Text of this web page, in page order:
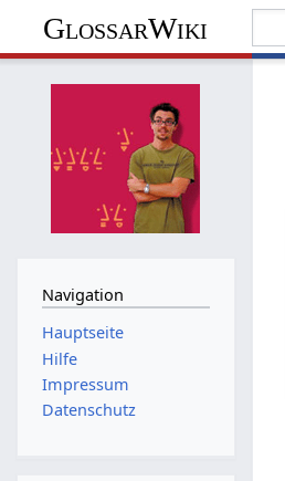
GlossarWiki
Navigation
Hauptseite
Hilfe
Impressum
Datenschutz